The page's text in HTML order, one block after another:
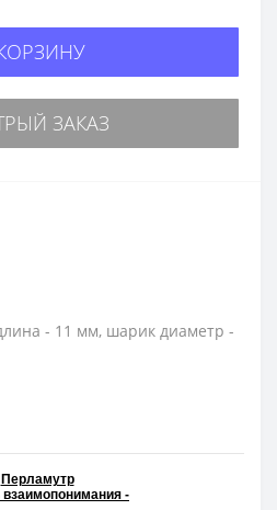
ЗАКАЗ
- 11 мм, шарик диаметр -
Перламутр
взаимопонимания -